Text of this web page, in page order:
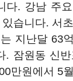
다. 강남 주
습니다. 서
지난달 63
. 잠원동 신
만원에서 5